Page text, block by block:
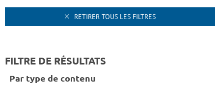
RETIRER TOUS LES FILTRES
FILTRE DE RÉSULTATS
Par type de contenu